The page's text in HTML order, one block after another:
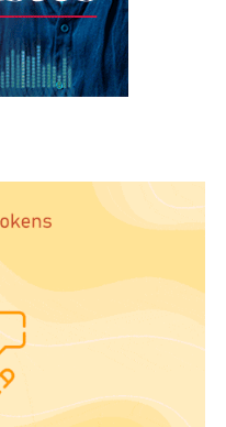
sonido es no usar
para su
Imagina escuchar
baratos a todo
miembros podría
con el sonido es si
y escribes, porque
como un sonido
de las modelos